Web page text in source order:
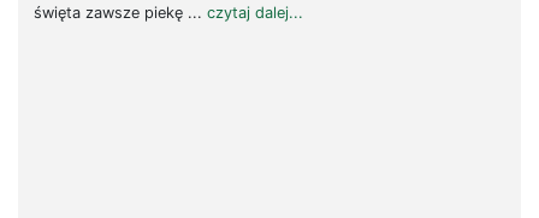
święta zawsze piekę ... czytaj dalej...